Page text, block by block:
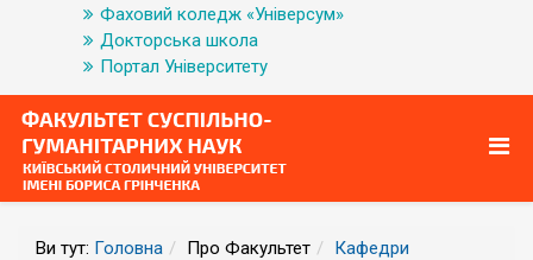
Фаховий коледж «Універсум»
Докторська школа
Портал Університету
Ви тут: Головна Про Факультет
Кафедри